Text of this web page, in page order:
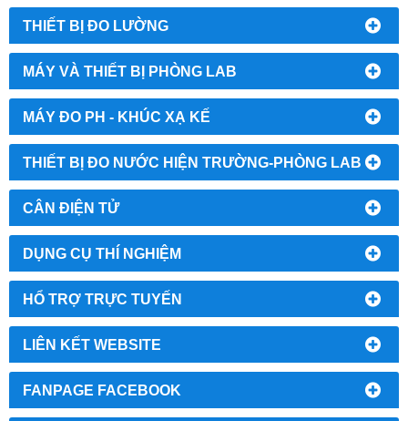
THIẾT BỊ ĐO LƯỜNG
MÁY VÀ THIẾT BỊ PHÒNG LAB
MÁY ĐO PH - KHÚC XẠ KẾ
THIẾT BỊ ĐO NƯỚC HIỆN TRƯỜNG-PHÒNG LAB
CÂN ĐIỆN TỬ
DỤNG CỤ THÍ NGHIỆM
HỔ TRỢ TRỰC TUYẾN
LIÊN KẾT WEBSITE
FANPAGE FACEBOOK